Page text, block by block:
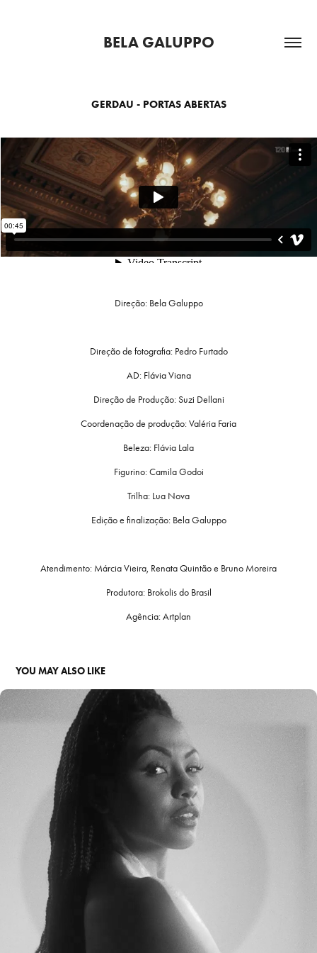
BELA GALUPPO
GERDAU - PORTAS ABERTAS
Direção: Bela Galuppo
Direção de fotografia: Pedro Furtado
AD: Flávia Viana
Direção de Produção: Suzi Dellani
Coordenação de produção: Valéria Faria
Beleza: Flávia Lala
Figurino: Camila Godoi
Trilha: Lua Nova
Edição e finalização: Bela Galuppo
Atendimento: Márcia Vieira, Renata Quintão e Bruno Moreira
Produtora: Brokolis do Brasil
Agência: Artplan
YOU MAY ALSO LIKE
MÁRIO PENNA  - OUTUBRO ROSA